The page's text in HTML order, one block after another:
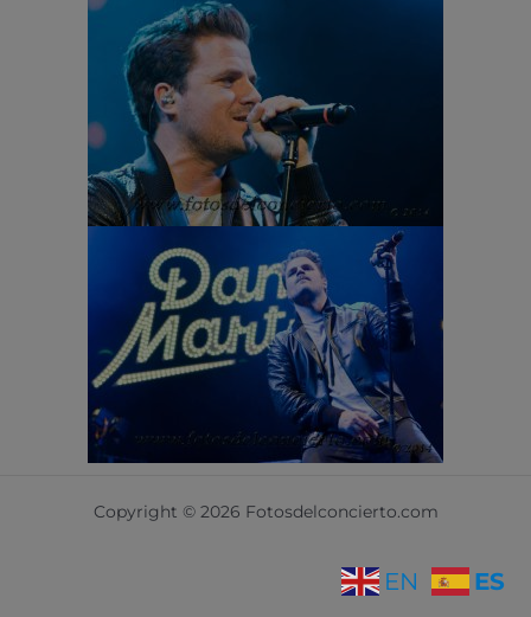
Copyright © 2026 Fotosdelconcierto.com
EN ES